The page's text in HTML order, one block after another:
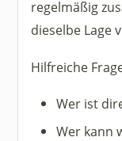
regelmäßig
dieselbe Lage
Hilfreiche
Wer ist
Wer kann